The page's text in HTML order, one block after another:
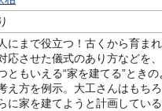
にまで役立つ！古くから育ま
応させた儀式のあり方などを
ともいえる“家を建てる”とき
え方を例示。大工さんはもち
に家を建てようと計画してい